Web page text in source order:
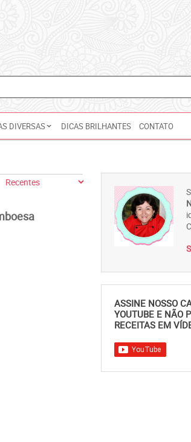
DIVERSAS DICAS BRILHANTES CONTATO
ASSINE NOSSO
YOUTUBE E NÃO
RECEITAS EM